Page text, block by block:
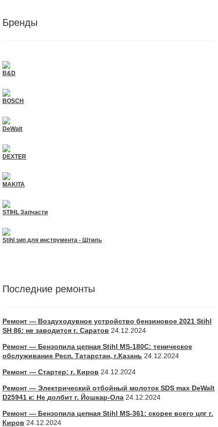
Бренды
B&D
BOSCH
DeWalt
DEXTER
MAKITA
STIHL Запчасти
Stihl зип для инструмента - Штиль
Последние ремонты
Ремонт — Воздуходувное устройство бензиновое 2021 Stihl
SH 86: не заводится г. Саратов 24.12.2024
Ремонт — Бензопила цепная Stihl MS-180С: теническое
обслуживание Респ. Татарстан, г.Казань 24.12.2024
Ремонт — Стартер: г. Киров 24.12.2024
Ремонт — Электрический отбойный молоток SDS max DeWalt
D25941 к: Не долбит г. Йошкар-Ола 24.12.2024
Ремонт — Бензопила цепная Stihl MS-361: скорее всего цпг г.
Киров 24.12.2024